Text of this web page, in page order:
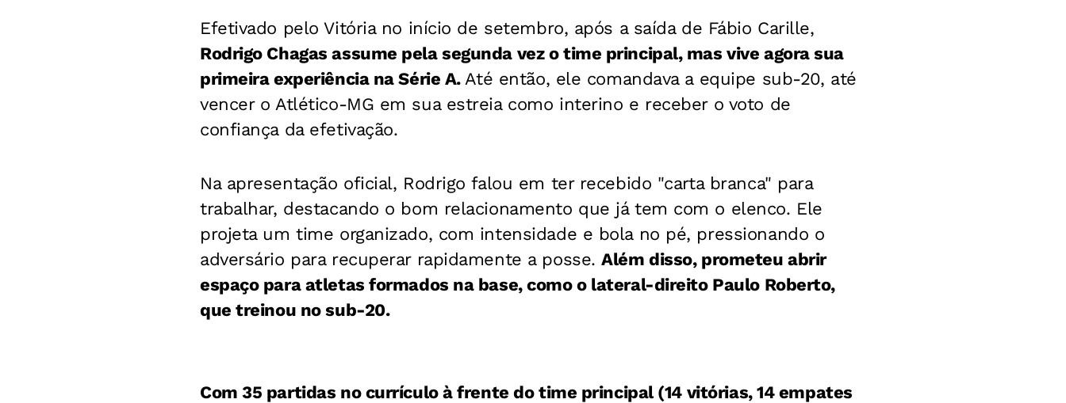
Efetivado pelo Vitória no início de setembro, após a saída de Fábio Carille,
Rodrigo Chagas assume pela segunda vez o time principal, mas vive agora sua
primeira experiência na Série A. Até então, ele comandava a equipe sub-20, até
vencer o Atlético-MG em sua estreia como interino e receber o voto de
confiança da efetivação.
Na apresentação oficial, Rodrigo falou em ter recebido "carta branca" para
trabalhar, destacando o bom relacionamento que já tem com o elenco. Ele
projeta um time organizado, com intensidade e bola no pé, pressionando o
adversário para recuperar rapidamente a posse.Além disso, prometeu abrir
espaço para atletas formados na base, como o lateral-direito Paulo Roberto,
que treinou no sub-20.
Com 35 partidas no currículo à frente do time principal (14 vitórias, 14 empates